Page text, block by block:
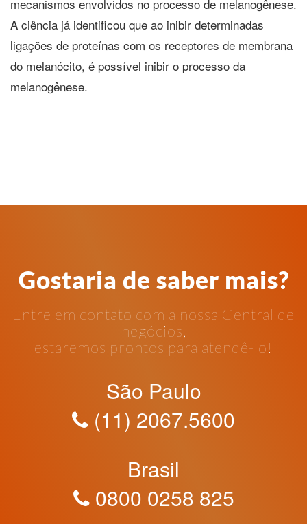
mecanismos envolvidos no processo de melanogênese.
A ciência já identificou que ao inibir determinadas
ligações de proteínas com os receptores de membrana
do melanócito, é possível inibir o processo da
melanogênese.
Gostaria de saber mais?
Entre em contato com a nossa Central de
negócios,
estaremos prontos para atendê-lo!
São Paulo
(11) 2067.5600
Brasil
0800 0258 825